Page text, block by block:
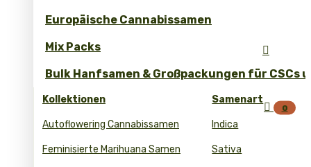
Europäische Cannabissamen
Mix Packs
Bulk Hanfsamen & Großpackungen für CSCs
Kollektionen
Autoflowering Cannabissamen
Feminisierte Marihuana Samen
Samenart
Indica
Sativa

 0